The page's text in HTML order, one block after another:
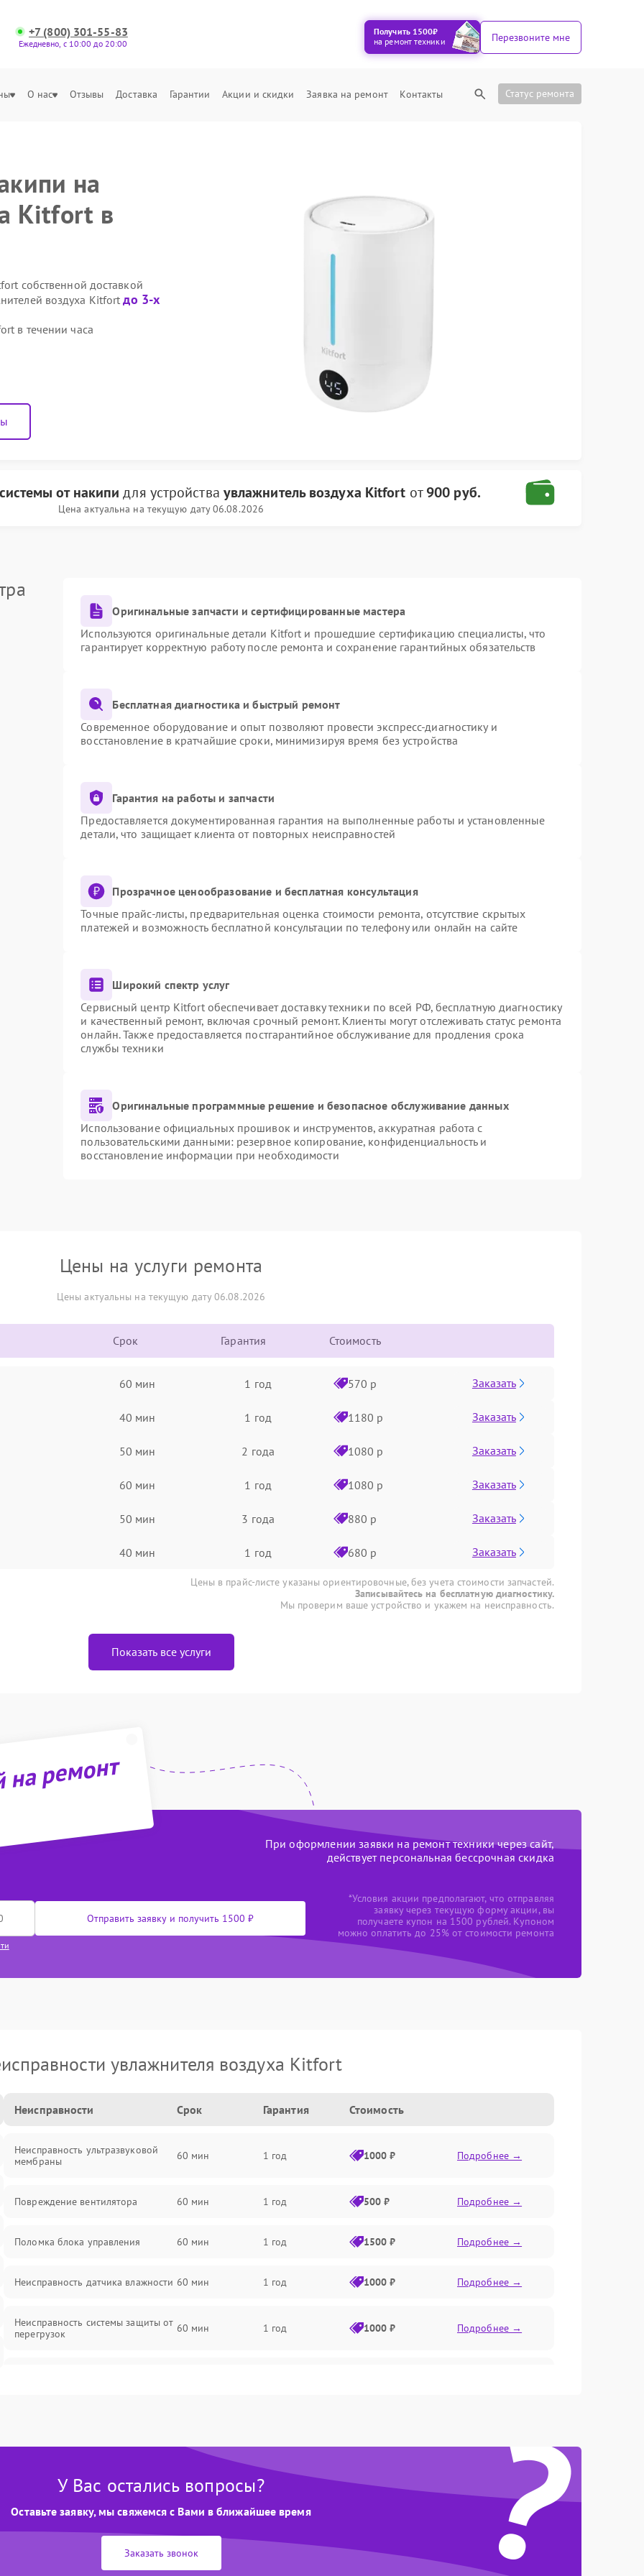
+7 (800) 301-55-83
Ежедневно, с 10:00 до 20:00
Получить 1500₽
на ремонт техники
Перезвоните мне
О нас Отзывы Доставка Гарантии Акции и скидки Заявка на ремонт Контакты Статус ремонта
на
Kitfort в
собственной доставкой
воздуха Kitfortдо 3-х
в течении часа
от накипи для устройства увлажнитель воздуха Kitfort от900 руб.
Цена актуальна на текущую дату 06.08.2026
Оригинальные запчасти и сертифицированные мастера
Используются оригинальные детали Kitfort и прошедшие сертификацию специалисты, что
гарантирует корректную работу после ремонта и сохранение гарантийных обязательств
Бесплатная диагностика и быстрый ремонт
Современное оборудование и опыт позволяют провести экспресс-диагностику и
восстановление в кратчайшие сроки, минимизируя время без устройства
Гарантия на работы и запчасти
Предоставляется документированная гарантия на выполненные работы и установленные
детали, что защищает клиента от повторных неисправностей
Прозрачное ценообразование и бесплатная консультация
Точные прайс-листы, предварительная оценка стоимости ремонта, отсутствие скрытых
платежей и возможность бесплатной консультации по телефону или онлайн на сайте
Широкий спектр услуг
Сервисный центр Kitfort обеспечивает доставку техники по всей РФ, бесплатную диагностику
и качественный ремонт, включая срочный ремонт. Клиенты могут отслеживать статус ремонта
онлайн. Также предоставляется постгарантийное обслуживание для продления срока
службы техники
Оригинальные программные решение и безопасное обслуживание данных
Использование официальных прошивок и инструментов, аккуратная работа с
пользовательскими данными: резервное копирование, конфиденциальность и
восстановление информации при необходимости
Цены на услуги ремонта
Цены актуальны на текущую дату 06.08.2026
Срок Гарантия Стоимость
60 мин 1 год 570 р Заказать
40 мин 1 год 1180 р Заказать
50 мин 2 года 1080 р Заказать
60 мин 1 год 1080 р Заказать
50 мин 3 года 880 р Заказать
40 мин 1 год 680 р Заказать
Цены в прайс-листе указаны ориентировочные, без учета стоимости запчастей.
Записывайтесь на бесплатную диагностику.
Мы проверим ваше устройство и укажем на неисправность.
Показать все услуги
ремонт
При оформлении заявки на ремонт техники через сайт,
действует персональная бессрочная скидка
Отправить заявку и получить 1500 ₽
*Условия акции предполагают, что отправляя
заявку через текущую форму акции, вы
получаете купон на 1500 рублей. Купоном
можно оплатить до 25% от стоимости ремонта
увлажнителя воздуха Kitfort
Неисправности Срок Гарантия Стоимость
Неисправность ультразвуковой
мембраны
60 мин 1 год 1000 ₽ Подробнее →
Повреждение вентилятора 60 мин 1 год 500 ₽ Подробнее →
Поломка блока управления 60 мин 1 год 1500 ₽ Подробнее →
Неисправность датчика влажности 60 мин 1 год 1000 ₽ Подробнее →
Неисправность системы защиты от
перегрузок
60 мин 1 год 1000 ₽ Подробнее →
Неисправность системы защиты от
перегрева
60 мин 1 год 1000 ₽
Повреждение системы защиты от
60 мин Подробнее →
?
У Вас остались вопросы?
Оставьте заявку, мы свяжемся с Вами в ближайшее время
Заказать звонок